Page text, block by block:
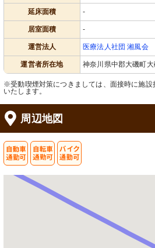
延床面積 -
居室面積 -
運営法人 医療法人社団 湘風会
運営者所在地 神奈川県中郡大磯町
※受動喫煙対策につきましては、面接時に施設
いたします。
周辺地図